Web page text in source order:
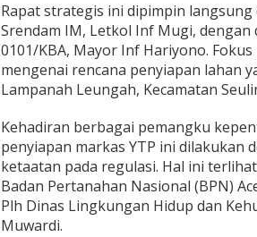
S
e
k
o
r
l
Rapat strategis ini dipimpin langsung
Srendam IM, Letkol Inf Mugi, dengan
0101/KBA, Mayor Inf Hariyono.
mengenai rencana penyiapan lahan
Lampanah Leungah, Kecamatan
Kehadiran berbagai pemangku
penyiapan markas YTP ini dilakukan
ketaatan pada regulasi. Hal ini
Badan Pertanahan Nasional (BPN)
Plh Dinas Lingkungan Hidup dan
Muwardi.